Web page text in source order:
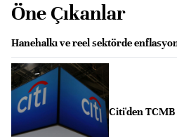
Öne Çıkanlar
Hanehalkı ve reel sektörde
Citi'den TCMB